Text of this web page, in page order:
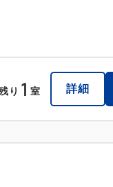
り 1 室 詳細